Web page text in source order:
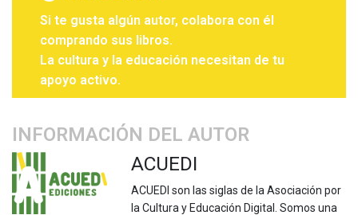
Si te gusta algún autor, colabora con él
comprando sus libros.
La cultura y la educación necesitan de tu
apoyo activo.
INFORMACIÓN DEL AUTOR
ACUEDI
ACUEDI son las siglas de la Asociación por
la Cultura y Educación Digital. Somos una